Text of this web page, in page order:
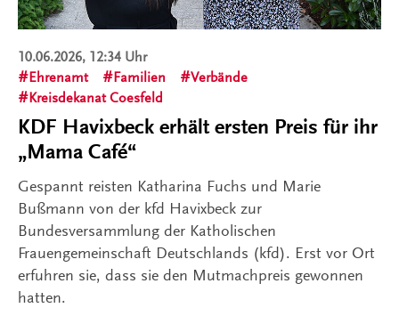
10.06.2026, 12:34 Uhr
Ehrenamt
Familien
Verbände
Kreisdekanat Coesfeld
KDF Havixbeck erhält ersten Preis für ihr
„Mama Café“
Gespannt reisten Katharina Fuchs und Marie
Bußmann von der kfd Havixbeck zur
Bundesversammlung der Katholischen
Frauengemeinschaft Deutschlands (kfd). Erst vor Ort
erfuhren sie, dass sie den Mutmachpreis gewonnen
hatten.